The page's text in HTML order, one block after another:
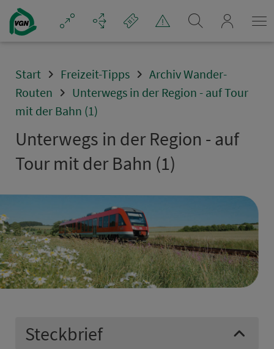
Navigation überspringen
Start Freizeit-Tipps
Archiv Wander-
Routen
Unterwegs in der Region - auf Tour
mit der Bahn (1)
Un­ter­wegs in der Region - auf
Tour mit der Bahn (1)
Steckbrief